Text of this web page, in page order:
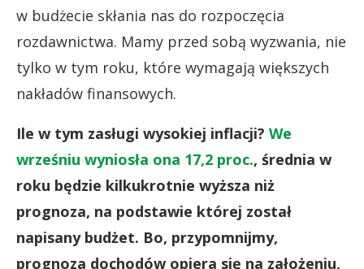
w budżecie skłania nas do rozpoczęcia
rozdawnictwa. Mamy przed sobą wyzwania, nie
tylko w tym roku, które wymagają większych
nakładów finansowych.
Ile w tym zasługi wysokiej inflacji? We
wrześniu wyniosła ona 17,2 proc., średnia w
roku będzie kilkukrotnie wyższa niż
prognoza, na podstawie której został
napisany budżet. Bo, przypomnijmy,
prognoza dochodów opiera się na założeniu,